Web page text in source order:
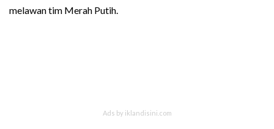
melawan tim Merah Putih.